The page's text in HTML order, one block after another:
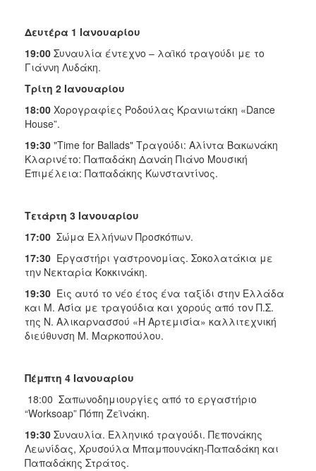
Δευτέρα 1 Ιανουαρίου
19:00 Συναυλία έντεχνο – λαϊκό τραγούδι με το
Γιάννη Λυδάκη.
Τρίτη 2 Ιανουαρίου
18:00 Χορογραφίες Ροδούλας Κρανιωτάκη «Dance
House”.
19:30 "Time for Ballads" Τραγούδι: Αλίντα Βακωνάκη
Κλαρινέτο: Παπαδάκη Δανάη Πιάνο Μουσική
Επιμέλεια: Παπαδάκης Κωνσταντίνος.
Τετάρτη 3 Ιανουαρίου
17:00 Σώμα Ελλήνων Προσκόπων.
17:30 Εργαστήρι γαστρονομίας. Σοκολατάκια με
την Νεκταρία Κοκκινάκη.
19:30 Εις αυτό το νέο έτος ένα ταξίδι στην Ελλάδα
και Μ. Ασία με τραγούδια και χορούς από τον Π.Σ.
της Ν. Αλικαρνασσού «Η Αρτεμισία» καλλιτεχνική
διεύθυνση Μ. Μαρκοπούλου.
Πέμπτη 4 Ιανουαρίου
18:00 Σαπωνοδημιουργίες από το εργαστήριο
“Worksoap” Πόπη Ζεϊνάκη.
19:30 Συναυλία. Ελληνικό τραγούδι. Πεπονάκης
Λεωνίδας, Χρυσούλα Μπαμπουνάκη-Παπαδάκη και
Παπαδάκης Στράτος.